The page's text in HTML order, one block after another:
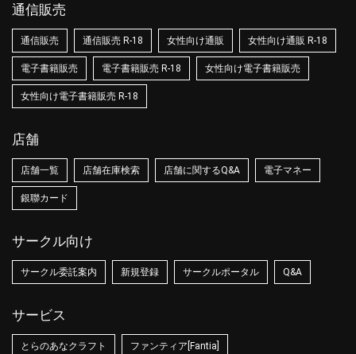
通信販売
通信販売 通信販売 R-18 女性向け通販 女性向け通販 R-18
電子書籍販売 電子書籍販売 R-18 女性向け電子書籍販売
女性向け電子書籍販売 R-18
店舗
店舗一覧 店舗在庫検索 店舗に関するQ&A 電子マネー
銀聯カード
サークル向け
サークル委託案内 新規登録 サークルポータル Q&A
サービス
とらのあなクラフト ファンティア[Fantia]